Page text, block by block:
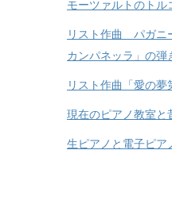
モーツァルトのトル
リスト作曲 パガニ
カンパネッラ」の弾
リスト作曲「愛の
現在のピアノ教室と
生ピアノと電子ピア